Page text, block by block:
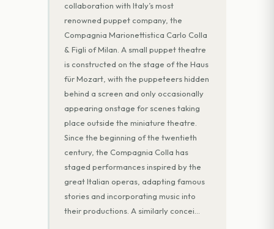
collaboration with Italy’s most
renowned puppet company, the
Compagnia Marionettistica Carlo Colla
& Figli of Milan. A small puppet theatre
is constructed on the stage of the Haus
für Mozart, with the puppeteers hidden
behind a screen and only occasionally
appearing onstage for scenes taking
place outside the miniature theatre.
Since the beginning of the twentieth
century, the Compagnia Colla has
staged performances inspired by the
great Italian operas, adapting famous
stories and incorporating music into
their productions. A similarly concei